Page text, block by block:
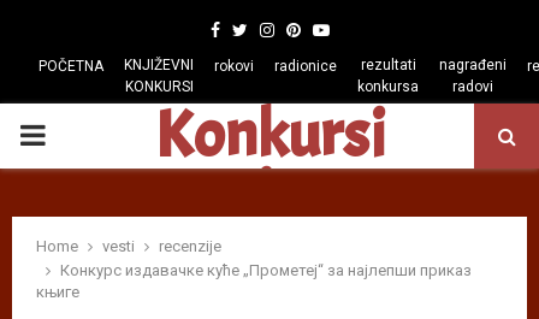
Facebook
TwitterInstagram
Pinterest
Youtube
POČETNA
KNJIŽEVNI
KONKURSI
rokovi radionice
rezultati
konkursa
nagrađeni
radovi
PRIMARY
Konkursi
regiona
Home vesti
recenzije
Конкурс издавачке куће „Прометеј“ за најлепши приказ
књиге